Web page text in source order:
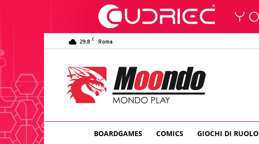
29.8 C Roma
Moondo
Play
BOARDGAMES COMICS GIOCHI DI RUOLO